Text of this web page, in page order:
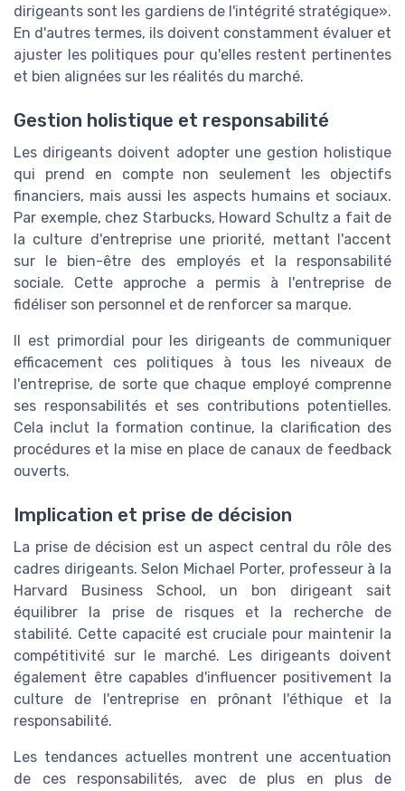
dirigeants sont les gardiens de l'intégrité stratégique».
En d'autres termes, ils doivent constamment évaluer et
ajuster les politiques pour qu'elles restent pertinentes
et bien alignées sur les réalités du marché.
Gestion holistique et responsabilité
Les dirigeants doivent adopter une gestion holistique
qui prend en compte non seulement les objectifs
financiers, mais aussi les aspects humains et sociaux.
Par exemple, chez Starbucks, Howard Schultz a fait de
la culture d'entreprise une priorité, mettant l'accent
sur le bien-être des employés et la responsabilité
sociale. Cette approche a permis à l'entreprise de
fidéliser son personnel et de renforcer sa marque.
Il est primordial pour les dirigeants de communiquer
efficacement ces politiques à tous les niveaux de
l'entreprise, de sorte que chaque employé comprenne
ses responsabilités et ses contributions potentielles.
Cela inclut la formation continue, la clarification des
procédures et la mise en place de canaux de feedback
ouverts.
Implication et prise de décision
La prise de décision est un aspect central du rôle des
cadres dirigeants. Selon Michael Porter, professeur à la
Harvard Business School, un bon dirigeant sait
équilibrer la prise de risques et la recherche de
stabilité. Cette capacité est cruciale pour maintenir la
compétitivité sur le marché. Les dirigeants doivent
également être capables d'influencer positivement la
culture de l'entreprise en prônant l'éthique et la
responsabilité.
Les tendances actuelles montrent une accentuation
de ces responsabilités, avec de plus en plus de